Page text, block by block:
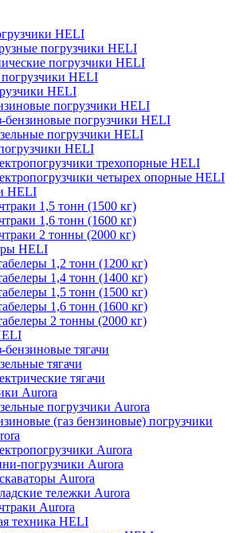
HELI
погрузчики HELI
погрузчики HELI
HELI
HELI
погрузчики HELI
бензиновые погрузчики HELI
погрузчики HELI
HELI
трехопорные HELI
четырех опорные HELI
HELI
1,5 тонн (1500 кг)
1,6 тонн (1600 кг)
2 тонны (2000 кг)
HELI
1,2 тонн (1200 кг)
1,4 тонн (1400 кг)
1,5 тонн (1500 кг)
1,6 тонн (1600 кг)
2 тонны (2000 кг)
бензиновые тягачи
тягачи
тягачи
Aurora
погрузчики Aurora
(газ бензиновые) погрузчики
Aurora
погрузчики Aurora
Aurora
тележки Aurora
Aurora
техника HELI